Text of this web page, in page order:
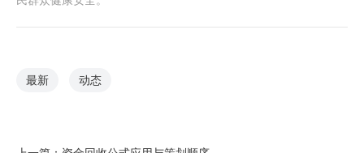
最新 动态